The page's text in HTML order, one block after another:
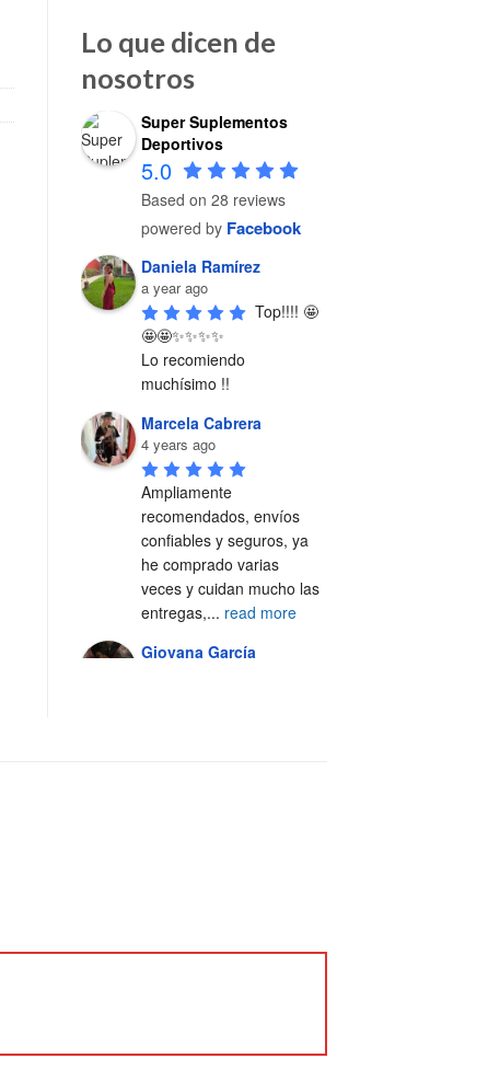
Lo que dicen de
nosotros
Super Suplementos
Deportivos
5.0
Based on 28 reviews
powered by Facebook
Daniela Ramírez
a year ago
Top!!!! 🤩
🤩🤩✨✨✨✨
Lo recomiendo
muchísimo !!
Marcela Cabrera
4 years ago
Ampliamente
recomendados, envíos
confiables y seguros, ya
he comprado varias
veces y cuidan mucho las
entregas,... read more
Giovana García
Los
en tiempo y forma.